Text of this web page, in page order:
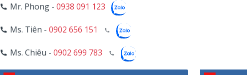
Mr. Phong -0938 091 123
Ms. Tiên -0902 656 151
Ms. Chiêu -0902 699 783